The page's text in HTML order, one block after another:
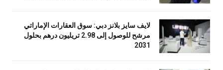
لايف سايز بلانز دبي: سوق العقارات الإماراتي
مرشح للوصول إلى 2.98 تريليون درهم بحلول
2031